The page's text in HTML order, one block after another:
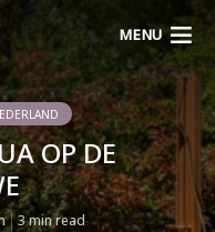
MENU
OP DE
3 min read